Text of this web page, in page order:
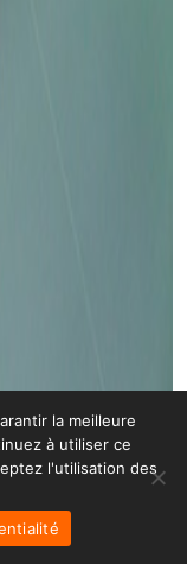
la meilleure
à utiliser ce
l'utilisation des